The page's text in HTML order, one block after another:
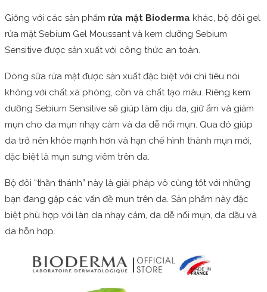
Giống với các sản phẩm rửa mặt Bioderma khác, bộ đôi gel
rửa mặt Sebium Gel Moussant và kem dưỡng Sebium
Sensitive được sản xuất với công thức an toàn.
Dòng sữa rửa mặt được sản xuất đặc biệt với chỉ tiêu nói
không với chất xà phòng, cồn và chất tạo màu. Riêng kem
dưỡng Sebium Sensitive sẽ giúp làm dịu da, giữ ẩm và giảm
mụn cho da mụn nhạy cảm và da dễ nổi mụn. Qua đó giúp
da trở nên khỏe mạnh hơn và hạn chế hình thành mụn mới,
đặc biệt là mụn sưng viêm trên da.
Bộ đôi “thần thánh” này là giải pháp vô cùng tốt với những
bạn đang gặp các vấn đề mụn trên da. Sản phẩm này đặc
biệt phù hợp với làn da nhạy cảm, da dễ nổi mụn, da dầu và
da hỗn hợp.